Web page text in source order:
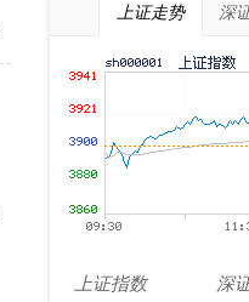
上证走势 深
上证指数
深